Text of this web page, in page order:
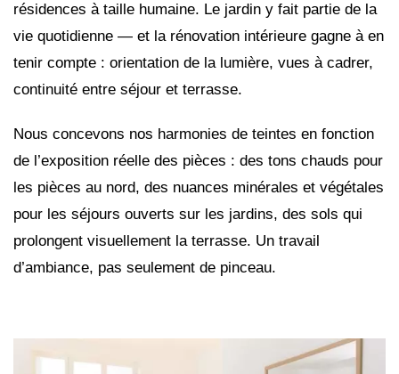
résidences à taille humaine. Le jardin y fait partie de la
vie quotidienne — et la rénovation intérieure gagne à en
tenir compte : orientation de la lumière, vues à cadrer,
continuité entre séjour et terrasse.
Nous concevons nos harmonies de teintes en fonction
de l’exposition réelle des pièces : des tons chauds pour
les pièces au nord, des nuances minérales et végétales
pour les séjours ouverts sur les jardins, des sols qui
prolongent visuellement la terrasse. Un travail
d’ambiance, pas seulement de pinceau.